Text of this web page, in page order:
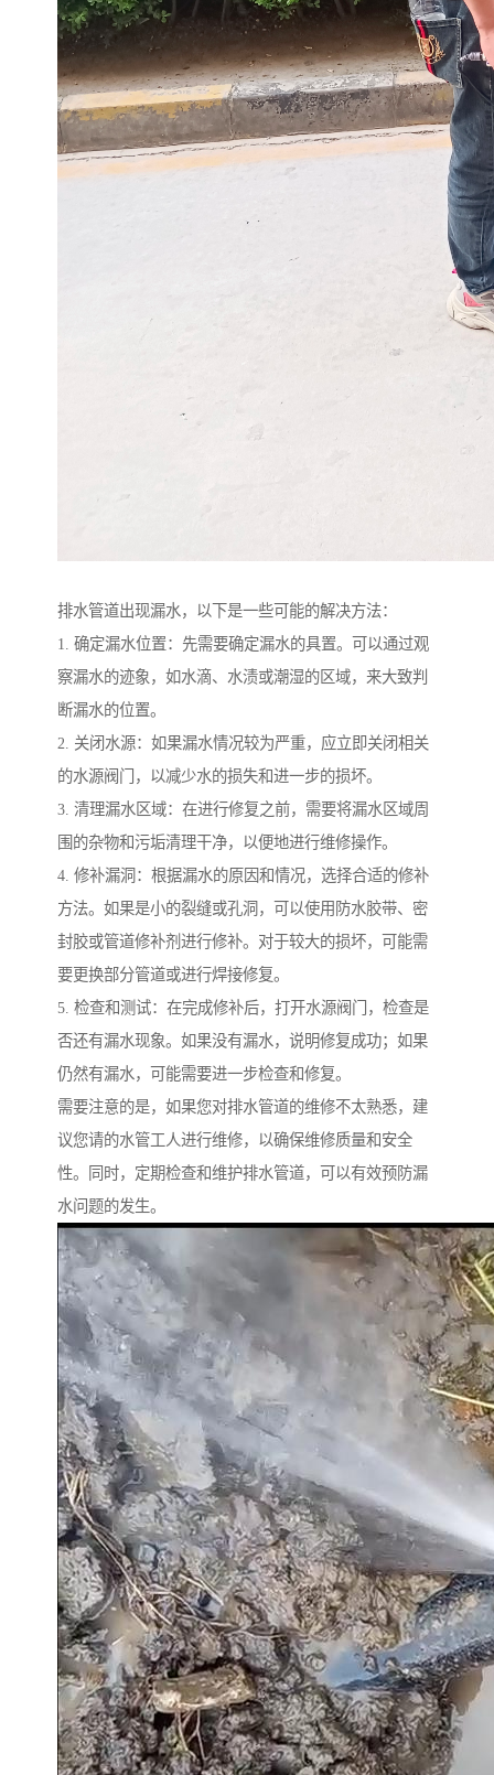
排水管道出现漏水，以下是一些可能的解决方法：
1. 确定漏水位置：先需要确定漏水的具置。可以通过观
察漏水的迹象，如水滴、水渍或潮湿的区域，来大致判
断漏水的位置。
2. 关闭水源：如果漏水情况较为严重，应立即关闭相关
的水源阀门，以减少水的损失和进一步的损坏。
3. 清理漏水区域：在进行修复之前，需要将漏水区域周
围的杂物和污垢清理干净，以便地进行维修操作。
4. 修补漏洞：根据漏水的原因和情况，选择合适的修补
方法。如果是小的裂缝或孔洞，可以使用防水胶带、密
封胶或管道修补剂进行修补。对于较大的损坏，可能需
要更换部分管道或进行焊接修复。
5. 检查和测试：在完成修补后，打开水源阀门，检查是
否还有漏水现象。如果没有漏水，说明修复成功；如果
仍然有漏水，可能需要进一步检查和修复。
需要注意的是，如果您对排水管道的维修不太熟悉，建
议您请的水管工人进行维修，以确保维修质量和安全
性。同时，定期检查和维护排水管道，可以有效预防漏
水问题的发生。